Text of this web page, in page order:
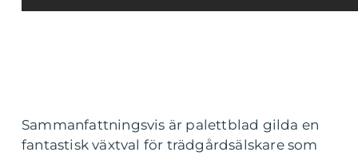
Sammanfattningsvis är palettblad gilda en
fantastisk växtval för trädgårdsälskare som